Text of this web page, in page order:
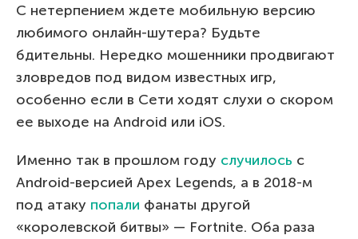
С нетерпением ждете мобильную версию
любимого онлайн-шутера? Будьте
бдительны. Нередко мошенники продвигают
зловредов под видом известных игр,
особенно если в Сети ходят слухи о скором
ее выходе на Android или iOS.
Именно так в прошлом году случилось с
Android-версией Apex Legends, а в 2018-м
под атаку попали фанаты другой
«королевской битвы» — Fortnite. Оба раза